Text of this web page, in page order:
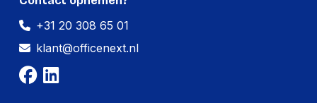
+31 20 308 65 01
klant@officenext.nl